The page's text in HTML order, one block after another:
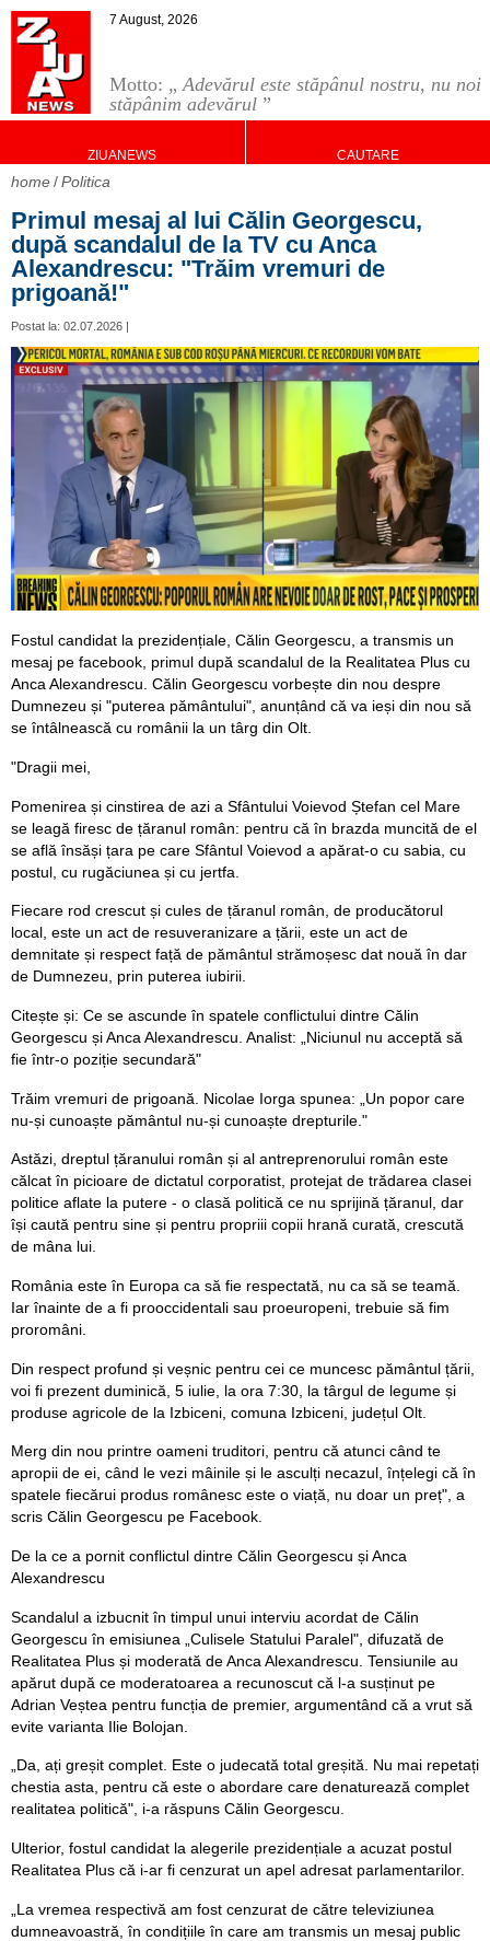
Motto: „Adevărul este stăpânul nostru, nu noi
stăpânim adevărul ”
7 August, 2026
ZIUANEWS CAUTARE
home Politica
Primul mesaj al lui Călin Georgescu,
după scandalul de la TV cu Anca
Alexandrescu: "Trăim vremuri de
prigoană!"
Postat la: 02.07.2026 |
Fostul candidat la prezidențiale, Călin Georgescu, a transmis un
mesaj pe facebook, primul după scandalul de la Realitatea Plus cu
Anca Alexandrescu. Călin Georgescu vorbește din nou despre
Dumnezeu și "puterea pământului", anunțând că va ieși din nou să
se întâlnească cu românii la un târg din Olt.
"Dragii mei,
Pomenirea și cinstirea de azi a Sfântului Voievod Ștefan cel Mare
se leagă firesc de țăranul român: pentru că în brazda muncită de el
se află însăși țara pe care Sfântul Voievod a apărat-o cu sabia, cu
postul, cu rugăciunea și cu jertfa.
Fiecare rod crescut și cules de țăranul român, de producătorul
local, este un act de resuveranizare a țării, este un act de
demnitate și respect față de pământul strămoșesc dat nouă în dar
de Dumnezeu, prin puterea iubirii.
Citește și: Ce se ascunde în spatele conflictului dintre Călin
Georgescu și Anca Alexandrescu. Analist: „Niciunul nu acceptă să
fie într-o poziție secundară"
Trăim vremuri de prigoană. Nicolae Iorga spunea: „Un popor care
nu-și cunoaște pământul nu-și cunoaște drepturile."
Astăzi, dreptul țăranului român și al antreprenorului român este
călcat în picioare de dictatul corporatist, protejat de trădarea clasei
politice aflate la putere - o clasă politică ce nu sprijină țăranul, dar
își caută pentru sine și pentru propriii copii hrană curată, crescută
de mâna lui.
România este în Europa ca să fie respectată, nu ca să se teamă.
Iar înainte de a fi prooccidentali sau proeuropeni, trebuie să fim
proromâni.
Din respect profund și veșnic pentru cei ce muncesc pământul țării,
voi fi prezent duminică, 5 iulie, la ora 7:30, la târgul de legume și
produse agricole de la Izbiceni, comuna Izbiceni, județul Olt.
Merg din nou printre oameni truditori, pentru că atunci când te
apropii de ei, când le vezi mâinile și le asculți necazul, înțelegi că în
spatele fiecărui produs românesc este o viață, nu doar un preț", a
scris Călin Georgescu pe Facebook.
De la ce a pornit conflictul dintre Călin Georgescu și Anca
Alexandrescu
Scandalul a izbucnit în timpul unui interviu acordat de Călin
Georgescu în emisiunea „Culisele Statului Paralel", difuzată de
Realitatea Plus și moderată de Anca Alexandrescu. Tensiunile au
apărut după ce moderatoarea a recunoscut că l-a susținut pe
Adrian Veștea pentru funcția de premier, argumentând că a vrut să
evite varianta Ilie Bolojan.
„Da, ați greșit complet. Este o judecată total greșită. Nu mai repetați
chestia asta, pentru că este o abordare care denaturează complet
realitatea politică", i-a răspuns Călin Georgescu.
Ulterior, fostul candidat la alegerile prezidențiale a acuzat postul
Realitatea Plus că i-ar fi cenzurat un apel adresat parlamentarilor.
„La vremea respectivă am fost cenzurat de către televiziunea
dumneavoastră, în condițiile în care am transmis un mesaj public